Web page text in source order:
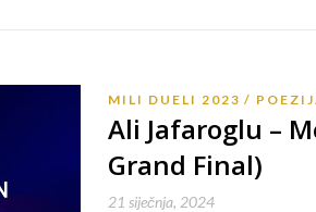
MILI DUELI 2023
Ali Jafaroglu –
Grand Final)
21 siječnja, 2024